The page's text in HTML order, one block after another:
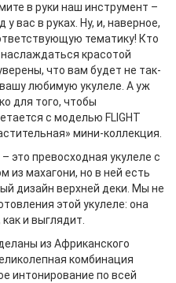
в руки наш инструмент –
вас в руках. Ну, и, наверное,
тематику! Кто
красотой
что вам будет не так-
любимую укулеле. А уж
для того, чтобы
с моделью FLIGHT
мини-коллекция.
– это превосходная укулеле c
из махагони, но в ней есть
дизайн верхней деки. Мы не
этой укулеле: она
и выглядит.
из Африканского
комбинация
интонирование по всей